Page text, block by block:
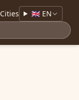
Cities 🇬🇧 EN